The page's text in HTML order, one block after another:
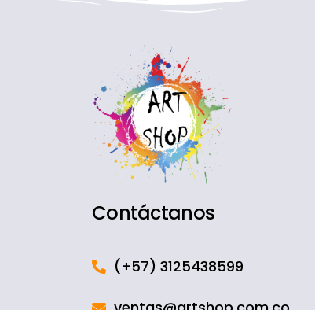
Contáctanos
(+57) 3125438599